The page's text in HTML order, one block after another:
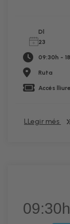
Dl
23
09:30h -
Ruta
Accés lliure
LLegir més
09:30h